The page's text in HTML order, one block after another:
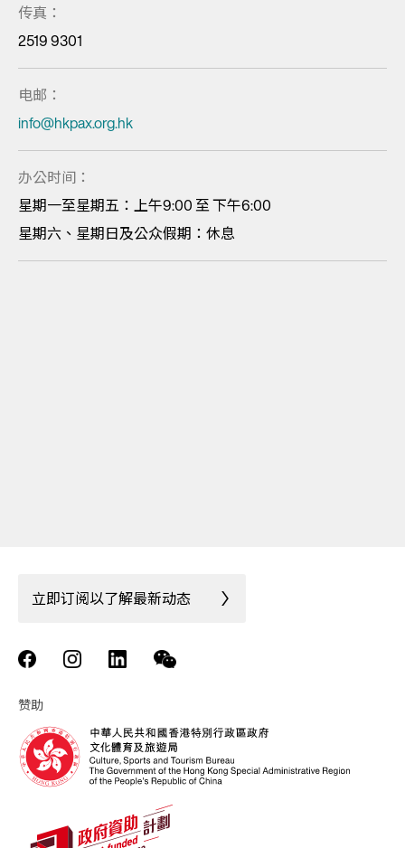
传真：
2519 9301
电邮：
info@hkpax.org.hk
办公时间：
星期一至星期五：上午9:00 至 下午6:00
星期六、星期日及公众假期：休息
立即订阅以了解最新动态
赞助